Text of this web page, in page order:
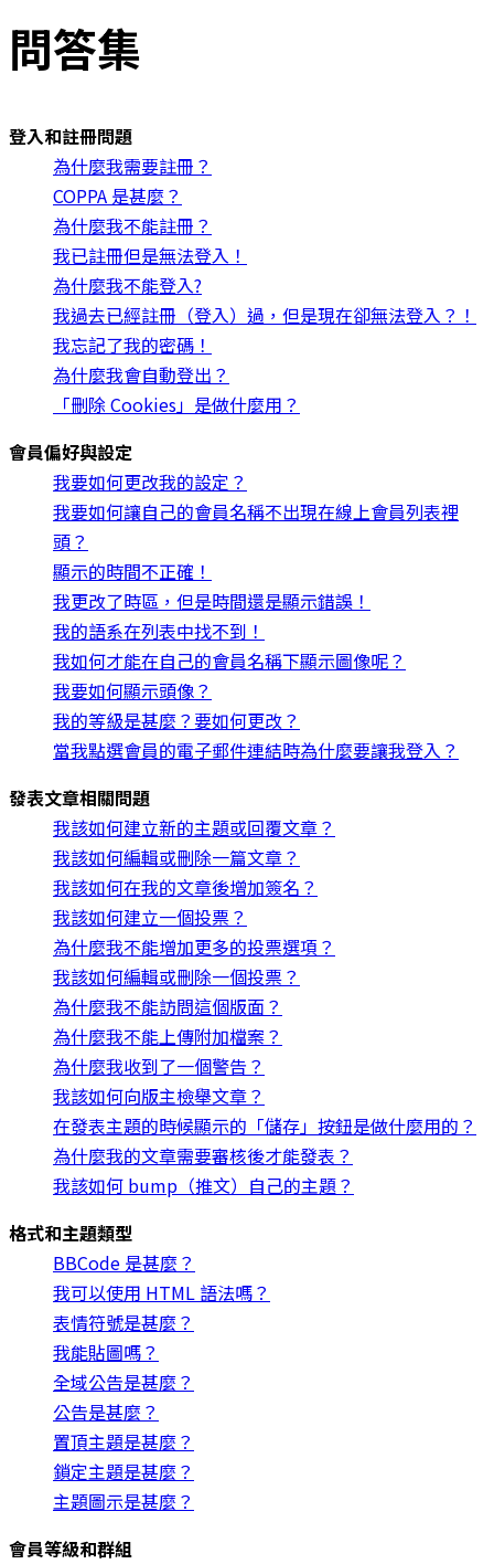
問答集
登入和註冊問題
為什麼我需要註冊？
COPPA 是甚麼？
為什麼我不能註冊？
我已註冊但是無法登入！
為什麼我不能登入?
我過去已經註冊（登入）過，但是現在卻無法登入？！
我忘記了我的密碼！
為什麼我會自動登出？
「刪除 Cookies」是做什麼用？
會員偏好與設定
我要如何更改我的設定？
我要如何讓自己的會員名稱不出現在線上會員列表裡
頭？
顯示的時間不正確！
我更改了時區，但是時間還是顯示錯誤！
我的語系在列表中找不到！
我如何才能在自己的會員名稱下顯示圖像呢？
我要如何顯示頭像？
我的等級是甚麼？要如何更改？
當我點選會員的電子郵件連結時為什麼要讓我登入？
發表文章相關問題
我該如何建立新的主題或回覆文章？
我該如何編輯或刪除一篇文章？
我該如何在我的文章後增加簽名？
我該如何建立一個投票？
為什麼我不能增加更多的投票選項？
我該如何編輯或刪除一個投票？
為什麼我不能訪問這個版面？
為什麼我不能上傳附加檔案？
為什麼我收到了一個警告？
我該如何向版主檢舉文章？
在發表主題的時候顯示的「儲存」按鈕是做什麼用的？
為什麼我的文章需要審核後才能發表？
我該如何 bump（推文）自己的主題？
格式和主題類型
BBCode 是甚麼？
我可以使用 HTML 語法嗎？
表情符號是甚麼？
我能貼圖嗎？
全域公告是甚麼？
公告是甚麼？
置頂主題是甚麼？
鎖定主題是甚麼？
主題圖示是甚麼？
會員等級和群組